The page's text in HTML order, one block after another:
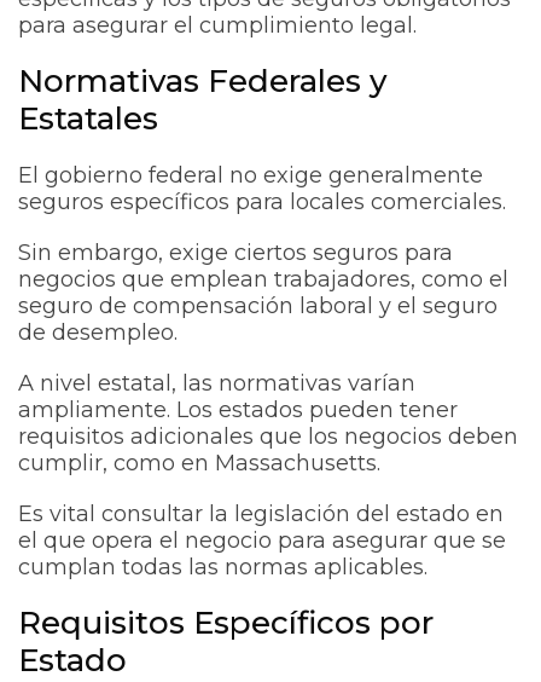
para asegurar el cumplimiento legal.
Normativas Federales y
Estatales
El gobierno federal no exige generalmente
seguros específicos para locales comerciales.
Sin embargo, exige ciertos seguros para
negocios que emplean trabajadores, como el
seguro de compensación laboral y el seguro
de desempleo.
A nivel estatal, las normativas varían
ampliamente. Los estados pueden tener
requisitos adicionales que los negocios deben
cumplir, como en Massachusetts.
Es vital consultar la legislación del estado en
el que opera el negocio para asegurar que se
cumplan todas las normas aplicables.
Requisitos Específicos por
Estado